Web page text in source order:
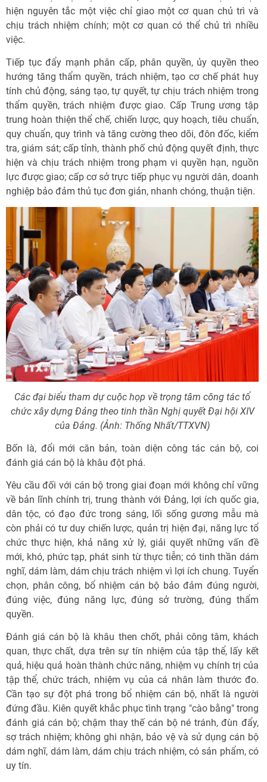
hiện nguyên tắc một việc chỉ giao một cơ quan chủ trì và
chịu trách nhiệm chính; một cơ quan có thể chủ trì nhiều
việc.
Tiếp tục đẩy mạnh phân cấp, phân quyền, ủy quyền theo
hướng tăng thẩm quyền, trách nhiệm, tạo cơ chế phát huy
tính chủ động, sáng tạo, tự quyết, tự chịu trách nhiệm trong
thẩm quyền, trách nhiệm được giao. Cấp Trung ương tập
trung hoàn thiện thể chế, chiến lược, quy hoạch, tiêu chuẩn,
quy chuẩn, quy trình và tăng cường theo dõi, đôn đốc, kiểm
tra, giám sát; cấp tỉnh, thành phố chủ động quyết định, thực
hiện và chịu trách nhiệm trong phạm vi quyền hạn, nguồn
lực được giao; cấp cơ sở trực tiếp phục vụ người dân, doanh
nghiệp bảo đảm thủ tục đơn giản, nhanh chóng, thuận tiện.
Các đại biểu tham dự cuộc họp về trọng tâm công tác tổ
chức xây dựng Đảng theo tinh thần Nghị quyết Đại hội XIV
của Đảng. (Ảnh: Thống Nhất/TTXVN)
Bốn là, đổi mới căn bản, toàn diện công tác cán bộ, coi
đánh giá cán bộ là khâu đột phá.
Yêu cầu đối với cán bộ trong giai đoạn mới không chỉ vững
về bản lĩnh chính trị, trung thành với Đảng, lợi ích quốc gia,
dân tộc, có đạo đức trong sáng, lối sống gương mẫu mà
còn phải có tư duy chiến lược, quản trị hiện đại, năng lực tổ
chức thực hiện, khả năng xử lý, giải quyết những vấn đề
mới, khó, phức tạp, phát sinh từ thực tiễn; có tinh thần dám
nghĩ, dám làm, dám chịu trách nhiệm vì lợi ích chung. Tuyển
chọn, phân công, bổ nhiệm cán bộ bảo đảm đúng người,
đúng việc, đúng năng lực, đúng sở trường, đúng thẩm
quyền.
Đánh giá cán bộ là khâu then chốt, phải công tâm, khách
quan, thực chất, dựa trên sự tín nhiệm của tập thể, lấy kết
quả, hiệu quả hoàn thành chức năng, nhiệm vụ chính trị của
tập thể, chức trách, nhiệm vụ của cá nhân làm thước đo.
Cần tạo sự đột phá trong bổ nhiệm cán bộ, nhất là người
đứng đầu. Kiên quyết khắc phục tình trạng "cào bằng" trong
đánh giá cán bộ; chậm thay thế cán bộ né tránh, đùn đẩy,
sợ trách nhiệm; không ghi nhận, bảo vệ và sử dụng cán bộ
dám nghĩ, dám làm, dám chịu trách nhiệm, có sản phẩm, có
uy tín.